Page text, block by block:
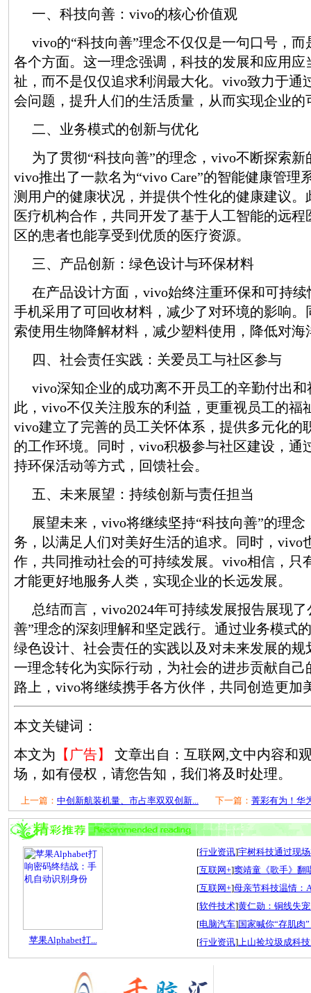
一、科技向善：vivo的核心价值观
vivo的“科技向善”理念不仅仅是一句口号，
各个方面。这一理念强调，科技的发展和应用应
祉，而不是仅仅追求利润最大化。vivo致力于通
会问题，提升人们的生活质量，从而实现企业的
二、业务模式的创新与优化
为了贯彻“科技向善”的理念，vivo不断探索
vivo推出了一款名为“vivo Care”的智能健康管理
测用户的健康状况，并提供个性化的健康建议
医疗机构合作，共同开发了基于人工智能的远
区的患者也能享受到优质的医疗资源。
三、产品创新：绿色设计与环保材料
在产品设计方面，vivo始终注重环保和可持
手机采用了可回收材料，减少了对环境的影响
索使用生物降解材料，减少塑料使用，降低对
四、社会责任实践：关爱员工与社区参与
vivo深知企业的成功离不开员工的辛勤付出
此，vivo不仅关注股东的利益，更重视员工的福
vivo建立了完善的员工关怀体系，提供多元化的
的工作环境。同时，vivo积极参与社区建设，通
持环保活动等方式，回馈社会。
五、未来展望：持续创新与责任担当
展望未来，vivo将继续坚持“科技向善”的理
务，以满足人们对美好生活的追求。同时，vivo
作，共同推动社会的可持续发展。vivo相信，只
才能更好地服务人类，实现企业的长远发展。
总结而言，vivo2024年可持续发展报告展现
善”理念的深刻理解和坚定践行。通过业务模式
绿色设计、社会责任的实践以及对未来发展的
一理念转化为实际行动，为社会的进步贡献自
路上，vivo将继续携手各方伙伴，共同创造更加
本文关键词：
本文为 【广告】
文章出自：互联网,文中内容和
场，如有侵权，请您告知，我们将及时处理。
上一篇： 中创新航装机量、市占率双双创新... 下一篇： 菁彩有为！华
苹果Alphabet打...
[行业资讯]宇树科技通过现
[互联网+]窦靖童《歌手》翻
[互联网+]母亲节科技温情：
[软件技术]黄仁勋：铜线失
[电脑汽车]国家喊你“存肌肉
[行业资讯]上山捡垃圾成科